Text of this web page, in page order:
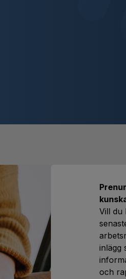
Vill du
inlägg
och